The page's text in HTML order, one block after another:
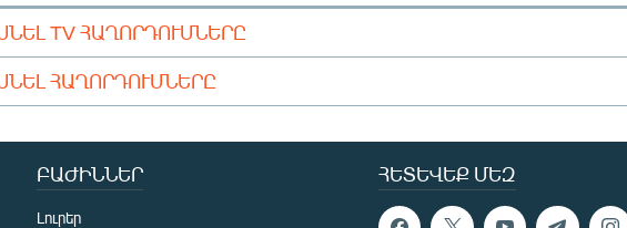
TV ՀԱՂՈՐԴՈՒՄՆԵՐԸ
ՀԱՂՈՐԴՈՒՄՆԵՐԸ
ՀԵՏԵՎԵՔ ՄԵԶ
ԲԱԺԻՆՆԵՐ
Լուրեր